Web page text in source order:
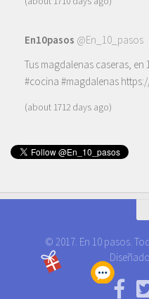
En10pasos @En_10_pasos
Tus magdalenas caseras, en
#cocina #magdalenas
(about 1712 days ago)
© 2017. En 10 pasos.